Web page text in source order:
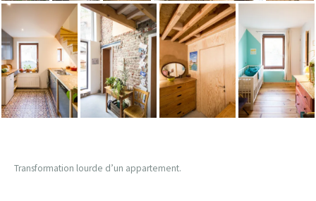
Transformation lourde d’un appartement.